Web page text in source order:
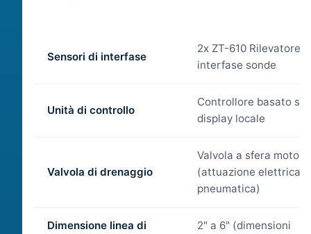
Sensori di interfase
2x ZT-610 Rilevatore
interfase sonde
Unità di controllo
Controllore basato su
display locale
Valvola di drenaggio
Valvola a sfera
(attuazione elettrica o
pneumatica)
Dimensione linea di
2" a 6" (dimensioni